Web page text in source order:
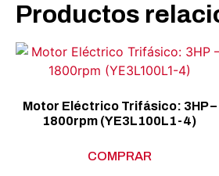
Productos
Motor Eléctrico Trifásico: 3HP –
1800rpm (YE3L100L1-4)
COMPRAR